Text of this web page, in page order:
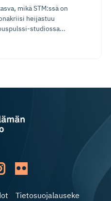
mikä STM:ssä on
heijastuu
studiossa...
Tietosuojalauseke